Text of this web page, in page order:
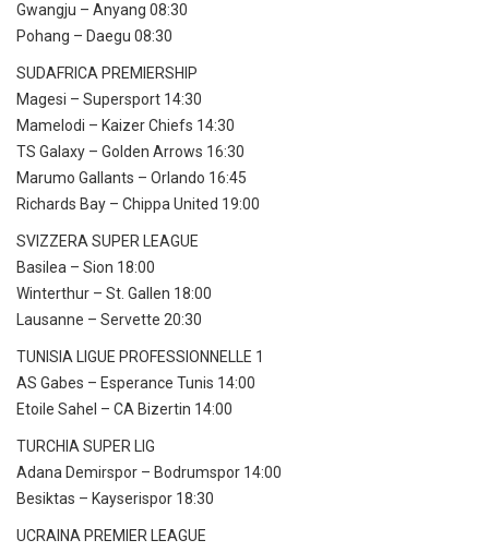
Gwangju – Anyang 08:30
Pohang – Daegu 08:30
SUDAFRICA PREMIERSHIP
Magesi – Supersport 14:30
Mamelodi – Kaizer Chiefs 14:30
TS Galaxy – Golden Arrows 16:30
Marumo Gallants – Orlando 16:45
Richards Bay – Chippa United 19:00
SVIZZERA SUPER LEAGUE
Basilea – Sion 18:00
Winterthur – St. Gallen 18:00
Lausanne – Servette 20:30
TUNISIA LIGUE PROFESSIONNELLE 1
AS Gabes – Esperance Tunis 14:00
Etoile Sahel – CA Bizertin 14:00
TURCHIA SUPER LIG
Adana Demirspor – Bodrumspor 14:00
Besiktas – Kayserispor 18:30
UCRAINA PREMIER LEAGUE